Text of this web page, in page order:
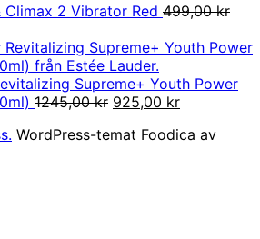
är:
Climax 2 Vibrator Red 499,00kr
kr.
Supreme+ Youth Power
1245,00kr Det
priset
925,00 krDet
priset
WordPress-temat Foodica av